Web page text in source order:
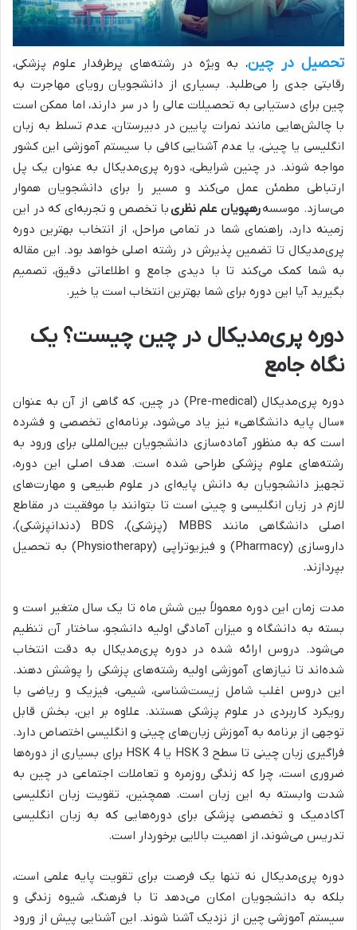
تحصیل در چین، به ویژه در رشته‌های پرطرفدار علوم پزشکی،
رقابتی جدی را می‌طلبد. بسیاری از دانشجویان رویای مهاجرت به
چین برای دستیابی به تحصیلات عالی را در سر دارند، اما ممکن است
با چالش‌هایی مانند نمرات پایین در دبیرستان، عدم تسلط به زبان
انگلیسی یا چینی، یا عدم آشنایی کافی با سیستم آموزشی این کشور
مواجه شوند. در چنین شرایطی، دوره پری‌مدیکال به عنوان یک پل
ارتباطی مطمئن عمل می‌کند و مسیر را برای دانشجویان هموار
می‌سازد. موسسهرهپویان علم نظریبا تخصص و تجربه‌ای که در این
زمینه دارد، راهنمای شما در تمامی مراحل، از انتخاب بهترین دوره
پری‌مدیکال تا تضمین پذیرش در رشته اصلی خواهد بود. این مقاله
به شما کمک می‌کند تا با دیدی جامع و اطلاعاتی دقیق، تصمیم
بگیرید آیا این دوره برای شما بهترین انتخاب است یا خیر.
دوره پری‌مدیکال در چین چیست؟ یک
نگاه جامع
دوره پری‌مدیکال (Pre-medical) در چین، که گاهی از آن به عنوان
«سال پایه دانشگاهی» نیز یاد می‌شود، برنامه‌ای تخصصی و فشرده
است که به منظور آماده‌سازی دانشجویان بین‌المللی برای ورود به
رشته‌های علوم پزشکی طراحی شده است. هدف اصلی این دوره،
تجهیز دانشجویان به دانش پایه‌ای در علوم طبیعی و مهارت‌های
لازم در زبان انگلیسی و چینی است تا بتوانند با موفقیت در مقاطع
اصلی دانشگاهی مانند MBBS (پزشکی)، BDS (دندانپزشکی)،
داروسازی (Pharmacy) و فیزیوتراپی (Physiotherapy) به تحصیل
بپردازند.
مدت زمان این دوره معمولاً بین شش ماه تا یک سال متغیر است و
بسته به دانشگاه و میزان آمادگی اولیه دانشجو، ساختار آن تنظیم
می‌شود. دروس ارائه شده در دوره پری‌مدیکال به دقت انتخاب
شده‌اند تا نیازهای آموزشی اولیه رشته‌های پزشکی را پوشش دهند.
این دروس اغلب شامل زیست‌شناسی، شیمی، فیزیک و ریاضی با
رویکرد کاربردی در علوم پزشکی هستند. علاوه بر این، بخش قابل
توجهی از برنامه به آموزش زبان‌های چینی و انگلیسی اختصاص دارد.
فراگیری زبان چینی تا سطح HSK 3 یا HSK 4 برای بسیاری از دوره‌ها
ضروری است، چرا که زندگی روزمره و تعاملات اجتماعی در چین به
شدت وابسته به این زبان است. همچنین، تقویت زبان انگلیسی
آکادمیک و تخصصی پزشکی برای دوره‌هایی که به زبان انگلیسی
تدریس می‌شوند، از اهمیت بالایی برخوردار است.
دوره پری‌مدیکال نه تنها یک فرصت برای تقویت پایه علمی است،
بلکه به دانشجویان امکان می‌دهد تا با فرهنگ، شیوه زندگی و
سیستم آموزشی چین از نزدیک آشنا شوند. این آشنایی پیش از ورود